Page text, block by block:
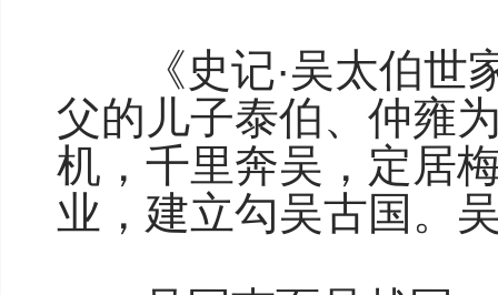
《史记·吴太伯世
父的儿子泰伯、仲雍
机，千里奔吴，定居
业，建立勾吴古国。